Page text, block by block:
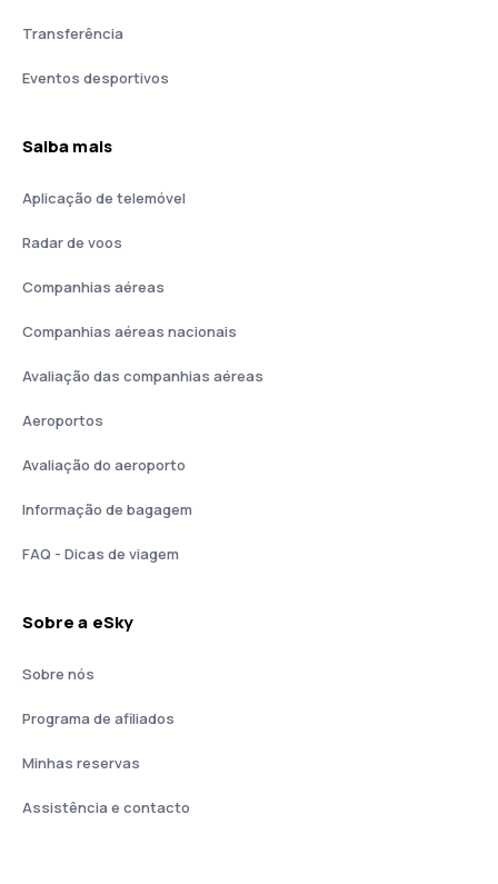
Transferência
Eventos desportivos
Saiba mais
Aplicação de telemóvel
Radar de voos
Companhias aéreas
Companhias aéreas nacionais
Avaliação das companhias aéreas
Aeroportos
Avaliação do aeroporto
Informação de bagagem
FAQ - Dicas de viagem
Sobre a eSky
Sobre nós
Programa de afiliados
Minhas reservas
Assistência e contacto